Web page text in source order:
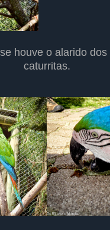
houve o alarido
caturritas.